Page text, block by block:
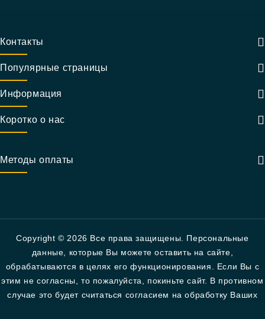
Контакты
Популярные страницы
Информация
Коротко о нас
Методы оплаты
Copyright © 2026 Все права защищены. Персональные
данные, которые Вы можете оставить на сайте,
обрабатываются в целях его функционирования. Если Вы с
этим не согласны, то пожалуйста, покиньте сайт. В противном
случае это будет считаться согласием на обработку Ваших